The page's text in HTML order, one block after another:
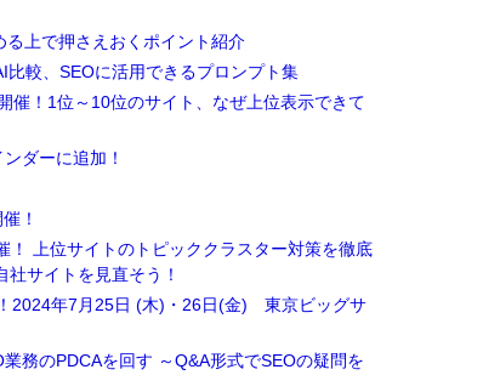
上で押さえおくポイント紹介
較、SEOに活用できるプロンプト集
！1位～10位のサイト、なぜ上位表示できて
ダーに追加！
！
上位サイトのトピッククラスター対策を徹底
サイトを見直そう！
2024年7月25日 (木)・26日(金) 東京ビッグサ
務のPDCAを回す ～Q&A形式でSEOの疑問を